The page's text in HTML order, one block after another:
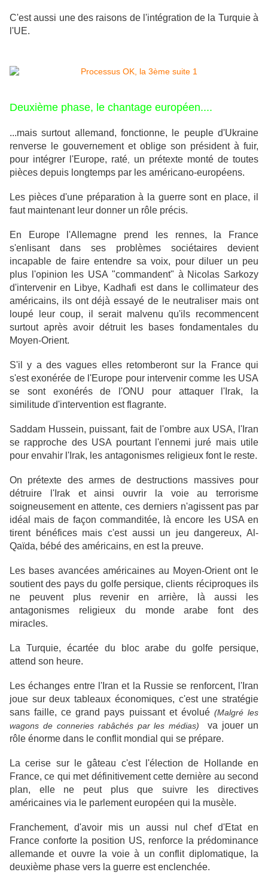
C'est aussi une des raisons de l'intégration de la Turquie à
l'UE.
Deuxième phase, le chantage européen....
...mais surtout allemand, fonctionne, le peuple d'Ukraine
renverse le gouvernement et oblige son président à fuir,
pour intégrer l'Europe, raté
un prétexte monté de toutes
pièces depuis longtemps par les américano-européens.
Les pièces d'une préparation à la guerre sont en place, il
faut maintenant leur donner un rôle précis.
En Europe l'Allemagne prend les rennes, la France
s'enlisant dans ses problèmes sociétaires devient
incapable de faire entendre sa voix, pour diluer un peu
plus l'opinion les USA "commandent" à Nicolas Sarkozy
d'intervenir en Libye, Kadhafi est dans le collimateur des
américains, ils ont déjà essayé de le neutraliser mais ont
loupé leur coup, il serait malvenu qu'ils recommencent
surtout après avoir détruit les bases fondamentales du
Moyen-Orient.
S'il y a des vagues elles retomberont sur la France qui
s'est exonérée de l'Europe pour intervenir comme les USA
se sont exonérés de l'ONU pour attaquer l'Irak, la
similitude d'intervention est flagrante.
Saddam Hussein, puissant, fait de l'ombre aux USA, l'Iran
se rapproche des USA pourtant l'ennemi juré mais utile
pour envahir l'Irak, les antagonismes religieux font le reste.
On prétexte des armes de destructions massives pour
détruire l'Irak et ainsi ouvrir la voie au terrorisme
soigneusement en attente, ces derniers n'agissent pas par
idéal mais de façon commanditée, là encore les USA en
tirent bénéfices mais c'est aussi un jeu dangereux, Al-
Qaïda, bébé des américains, en est la preuve.
Les bases avancées américaines au Moyen-Orient ont le
soutient des pays du golfe persique, clients réciproques ils
ne peuvent plus revenir en arrière, là aussi les
antagonismes religieux du monde arabe font des
miracles.
La Turquie, écartée du bloc arabe du golfe persique,
attend son heure.
Les échanges entre l'Iran et la Russie se renforcent, l'Iran
joue sur deux tableaux économiques, c'est une stratégie
sans faille, ce grand pays puissant et évolué (Malgré les
wagons de conneries rabâchés par les médias)
va jouer un
rôle énorme dans le conflit mondial qui se prépare.
La cerise sur le gâteau c'est l'élection de Hollande en
France, ce qui met définitivement cette dernière au second
plan, elle ne peut plus que suivre les directives
américaines via le parlement européen qui la musèle.
Franchement, d'avoir mis un aussi nul chef d'Etat en
France conforte la position US, renforce la prédominance
allemande et ouvre la voie à un conflit diplomatique, la
deuxième phase vers la guerre est enclenchée.